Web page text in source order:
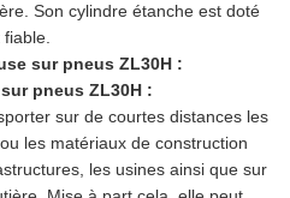
Son cylindre étanche est doté
sur pneus ZL30H :
pneus ZL30H :
sur de courtes distances les
les matériaux de construction
les usines ainsi que sur